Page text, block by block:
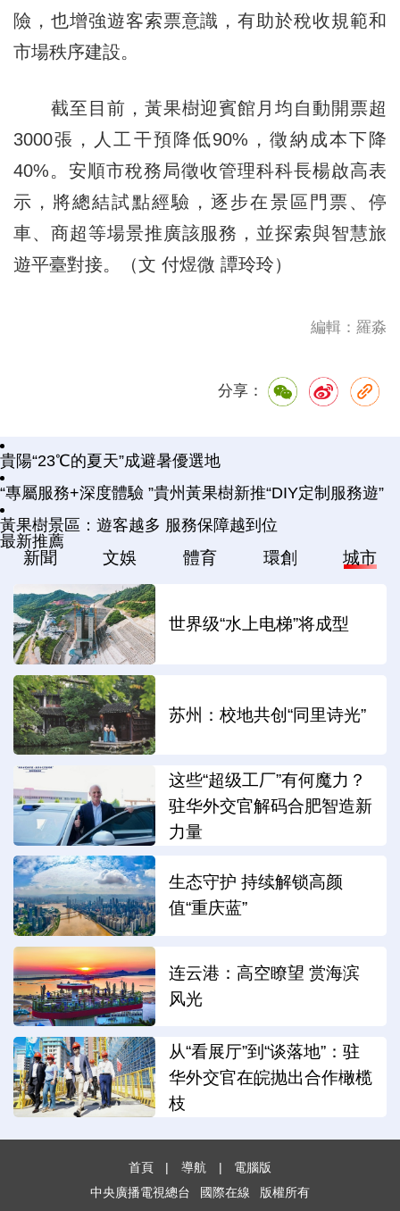
險，也增強遊客索票意識，有助於稅收規範和
市場秩序建設。
截至目前，黃果樹迎賓館月均自動開票超
3000張，人工干預降低90%，徵納成本下降
40%。安順市稅務局徵收管理科科長楊啟高表
示，將總結試點經驗，逐步在景區門票、停
車、商超等場景推廣該服務，並探索與智慧旅
遊平臺對接。（文 付煜微 譚玲玲）
編輯：羅淼
分享：
貴陽“23℃的夏天”成避暑優選地
“專屬服務+深度體驗 ”貴州黃果樹新推“DIY定制服務遊”
黃果樹景區：遊客越多 服務保障越到位
最新推薦
新聞 文娛 體育 環創 城市
世界级“水上电梯”将成型
苏州：校地共创“同里诗光”
这些“超级工厂”有何魔力？
驻华外交官解码合肥智造新
力量
生态守护 持续解锁高颜
值“重庆蓝”
连云港：高空瞭望 赏海滨
风光
从“看展厅”到“谈落地”：驻
华外交官在皖抛出合作橄榄
枝
首頁 | 導航 |
電腦版
中央廣播電視總台
國際在線 版權所有